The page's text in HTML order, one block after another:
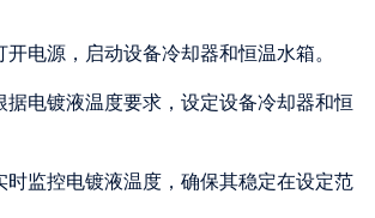
开电源，启动设备冷却器和恒温水箱。
据电镀液温度要求，设定设备冷却器和恒
时监控电镀液温度，确保其稳定在设定范